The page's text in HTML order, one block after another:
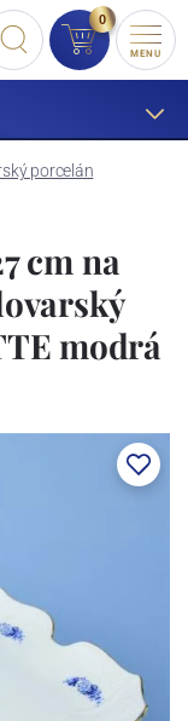
0
MENU
porcelán
cm na
modrá